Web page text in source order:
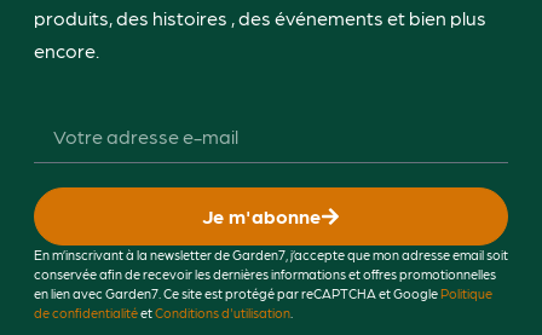
produits, des histoires , des événements et bien plus
encore.
Je m'abonne
En m’inscrivant à la newsletter de Garden7, j’accepte que mon adresse email soit
conservée afin de recevoir les dernières informations et offres promotionnelles
en lien avec Garden7. Ce site est protégé par reCAPTCHA et GooglePolitique
de confidentialitéetConditions d'utilisation.